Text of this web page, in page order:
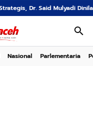
Mulyadi Dinilai Memenuhi
Nasional Parlementaria